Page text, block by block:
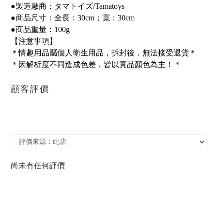
●製造廠商：タマトイズ/Tamatoys
●商品尺寸：全長：30cm；寬：30cm
●商品重量：100g
【注意事項】
＊情趣用品屬個人衛生用品，拆封後，無法接受退貨＊
＊因解析度不同造成色差，皆以實品顏色為主！＊
顧客評價
尚未有任何評價